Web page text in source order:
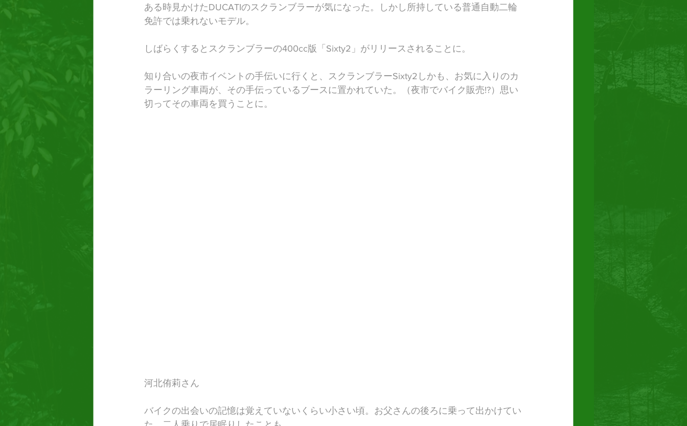
ある時見かけたDUCATIのスクランブラーが気になった。しかし所持している普通自動二輪
免許では乗れないモデル。
しばらくするとスクランブラーの400cc版「Sixty2」がリリースされることに。
知り合いの夜市イベントの手伝いに行くと、スクランブラーSixty2しかも、お気に入りのカ
ラーリング車両が、その手伝っているブースに置かれていた。（夜市でバイク販売!?）思い
切ってその車両を買うことに。
河北侑莉さん
バイクの出会いの記憶は覚えていないくらい小さい頃。お父さんの後ろに乗って出かけてい